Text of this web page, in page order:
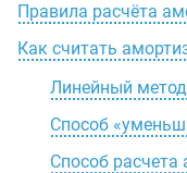
Правила расчёта
Как считать
Линейный метод
Способ
Способ